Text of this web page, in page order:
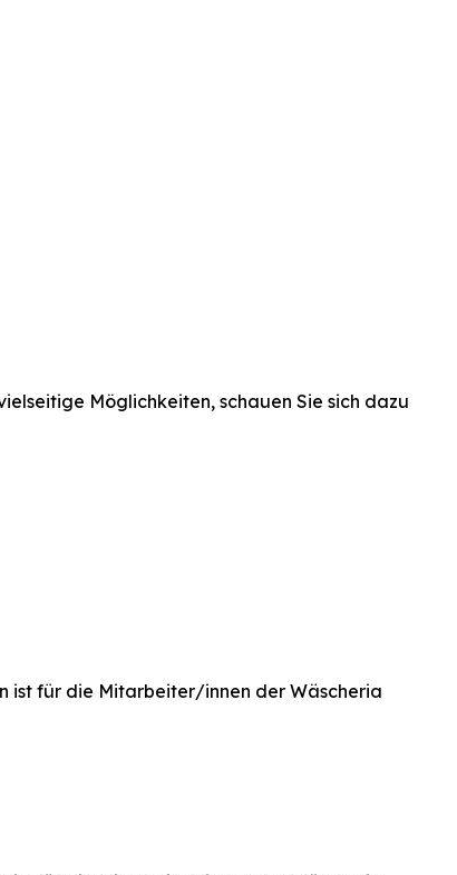
Möglichkeiten, schauen Sie sich dazu
ist für die Mitarbeiter/innen der Wäscheria